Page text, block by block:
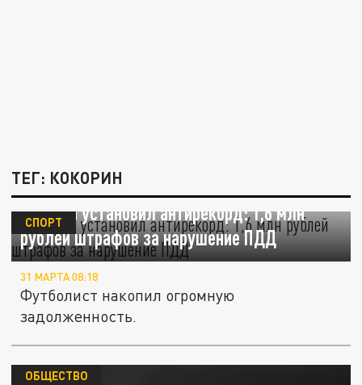
ТЕГ: КОКОРИН
Кокорин установил антирекорд: 1,6 млн
рублей штрафов за нарушение ПДД
СПОРТ
31 МАРТА 08:18
Футболист накопил огромную
задолженность.
ОБЩЕСТВО